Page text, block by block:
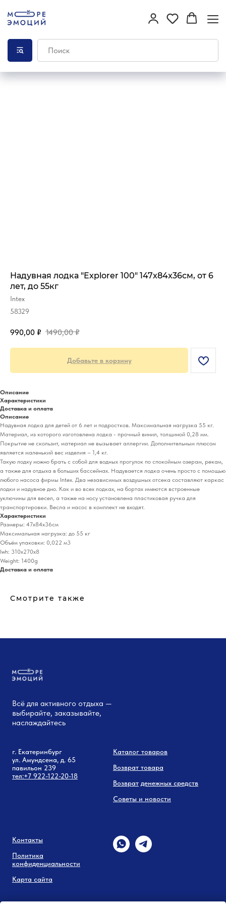
Надувная лодка "Explorer 100" 147x84x36см, от 6
лет, до 55кг
Intex
58329
990,00 ₽ 1490,00 ₽
Добавьте в корзину
Описание
Характеристики
Доставка и оплата
Описание
Надувная лодка для детей от 6 лет и подростков. Максимальная нагрузка 55 кг.
Материал, из которого изготовлена лодка - прочный винил, толщиной 0,28 мм.
Покрытие не скользит, материал не вызывает аллергии. Дополнительным плюсом
является маленький вес изделия – 1,4 кг.
Такую лодку можно брать с собой для водных прогулок по спокойным озерам, рекам,
а также для отдыха в больших бассейнах. Надувается лодка очень просто с помощью
любого насоса фирмы Intex. Два независимых воздушных отсека составляют каркас
лодки и надувное дно. Как и во всех лодках, на бортах имеются встроенные
уключины для весел, а также на носу установлена пластиковая ручка для
транспортировки. Весла и насос в комплект не входят.
Характеристики
Размеры: 47х84х36см
Максимальная нагрузка: до 55 кг
Объём упаковки: 0,022 м3
lwh: 310x270x8
Weight: 1400g
Доставка и оплата
Смотрите также
Всё для активного отдыха —
выбирайте, заказывайте,
наслаждайтесь
г. Екатеринбург
ул. Амундсена, д. 65
павильон 239
тел:+7 922-122-20-18
Каталог товаров
Возврат товара
Возврат денежных средств
Советы и новости
Контакты
Политика
конфиденциальности
Карта сайта